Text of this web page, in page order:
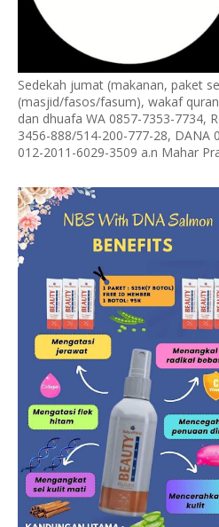
Sedekah jumat (makanan, paket
(masjid/fasos/fasum), wakaf
dan dhuafa WA 0857-7353-7734,
3456-888/514-200-777-28, DANA
012-2011-6029-3509 a.n Mahar